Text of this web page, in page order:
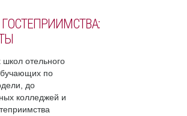
школ отельного
по
до
колледжей и